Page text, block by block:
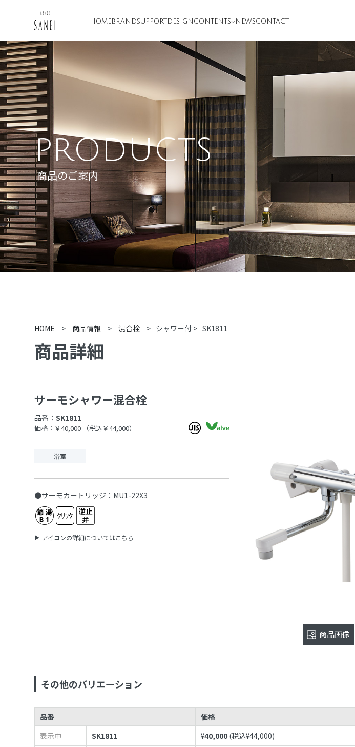
HOME BRANDSUPPORT DESIGN CONTENTS NEWSCONTACT
PRODUCTS
商品のご案内
HOME > 商品情報 > 混合栓 > シャワー付 > SK1811
商品詳細
サーモシャワー混合栓
品番：SK1811
価格：￥40,000 （税込￥44,000）
浴室
●サーモカートリッジ：MU1-22X3
アイコンの詳細についてはこちら
商品画像
その他のバリエーション
品番 価格
表示中
SK1811 ¥40,000 (税込¥44,000)